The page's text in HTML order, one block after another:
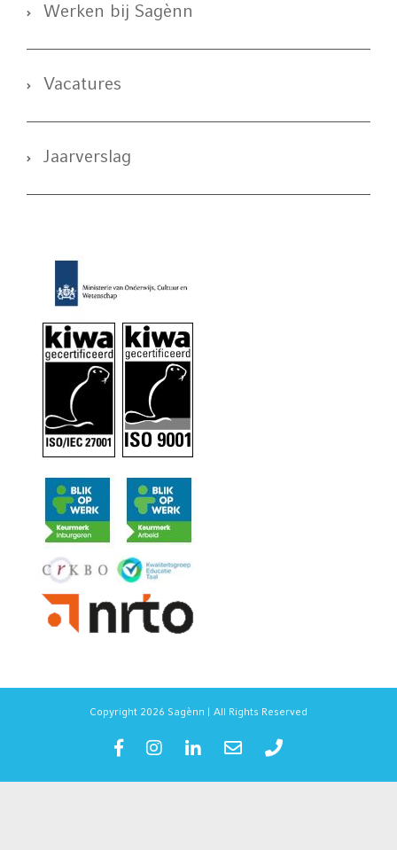
Werken bij Sagènn
Vacatures
Jaarverslag
Copyright 2026 Sagènn | All Rights Reserved